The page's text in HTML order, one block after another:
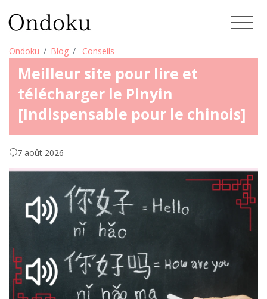
Ondoku Blog Conseils
Meilleur site pour lire et
télécharger le Pinyin
[Indispensable pour le chinois]
7 août 2026